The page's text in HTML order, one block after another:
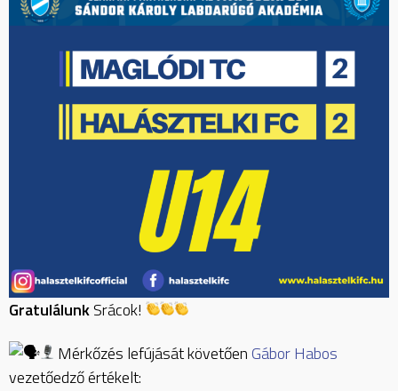
GratulálunkSrácok!
Mérkőzés lefújását követőenGábor Habos
vezetőedző értékelt: